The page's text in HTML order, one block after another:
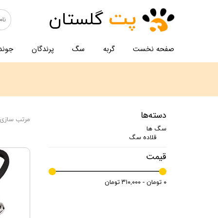
صفحه نخست گربه سگ پرندگان
پت گلستان
دسته‌ها
سگ ها
قلاده سگ
قیمت
۰ تومان - ۳۱۰,۰۰۰ تومان
مرتب